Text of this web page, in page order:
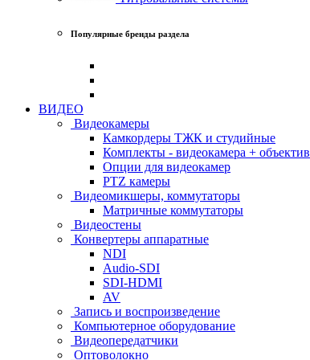
Популярные бренды раздела
ВИДЕО
Видеокамеры
Камкордеры ТЖК и студийные
Комплекты - видеокамера + объектив
Опции для видеокамер
PTZ камеры
Видеомикшеры, коммутаторы
Матричные коммутаторы
Видеостены
Конвертеры аппаратные
NDI
Audio-SDI
SDI-HDMI
AV
Запись и воспроизведение
Компьютерное оборудование
Видеопередатчики
Оптоволокно